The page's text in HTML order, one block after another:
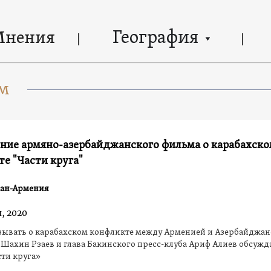
География
армяно-азербайджанского фильма о
"Части круга"
Армения
2020
о карабахском конфликте между Арменией и
Рзаев и глава Бакинского пресс-клуба Ариф Алиев
круга»